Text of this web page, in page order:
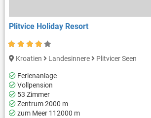
Plitvice Holiday Resort
Kroatien Landesinnere Plitvicer Seen
Ferienanlage
Vollpension
53 Zimmer
Zentrum 2000 m
zum Meer 112000 m